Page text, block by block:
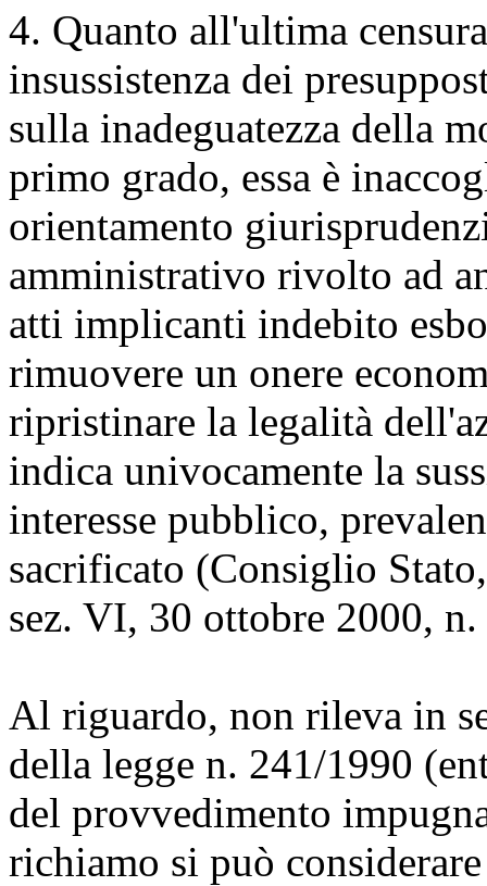
4. Quanto all'ultima
insussistenza dei
sulla inadeguatezza della
primo grado, essa è
orientamento
amministrativo rivolto ad
atti implicanti indebito
rimuovere un onere
ripristinare la legalità
indica univocamente la
interesse pubblico,
sacrificato (Consiglio
sez. VI, 30 ottobre 2000,
Al riguardo, non rileva in
della legge n. 241/1990
del provvedimento
richiamo si può